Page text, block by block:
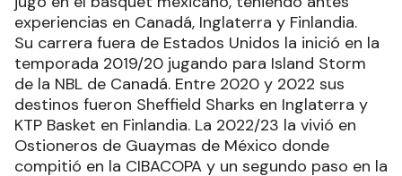
experiencias en Canadá, Inglaterra y Finlandia.
Su carrera fuera de Estados Unidos la inició en la
temporada 2019/20 jugando para Island Storm
de la NBL de Canadá. Entre 2020 y 2022 sus
destinos fueron Sheffield Sharks en Inglaterra y
KTP Basket en Finlandia. La 2022/23 la vivió en
Ostioneros de Guaymas de México donde
compitió en la CIBACOPA y un segundo paso en la